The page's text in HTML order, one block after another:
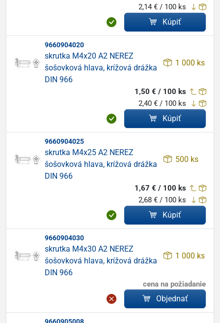
2,14 € / 100 ks
Kúpiť
9660904020
skrutka M4x20 A2 NEREZ
šošovková hlava, krížová drážka
DIN 966
1 000 ks
1,50 € / 100 ks
2,40 € / 100 ks
Kúpiť
9660904025
skrutka M4x25 A2 NEREZ
šošovková hlava, krížová drážka
DIN 966
500 ks
1,67 € / 100 ks
2,68 € / 100 ks
Kúpiť
9660904030
skrutka M4x30 A2 NEREZ
šošovková hlava, krížová drážka
DIN 966
1 000 ks
cena na požiadanie
Objednať